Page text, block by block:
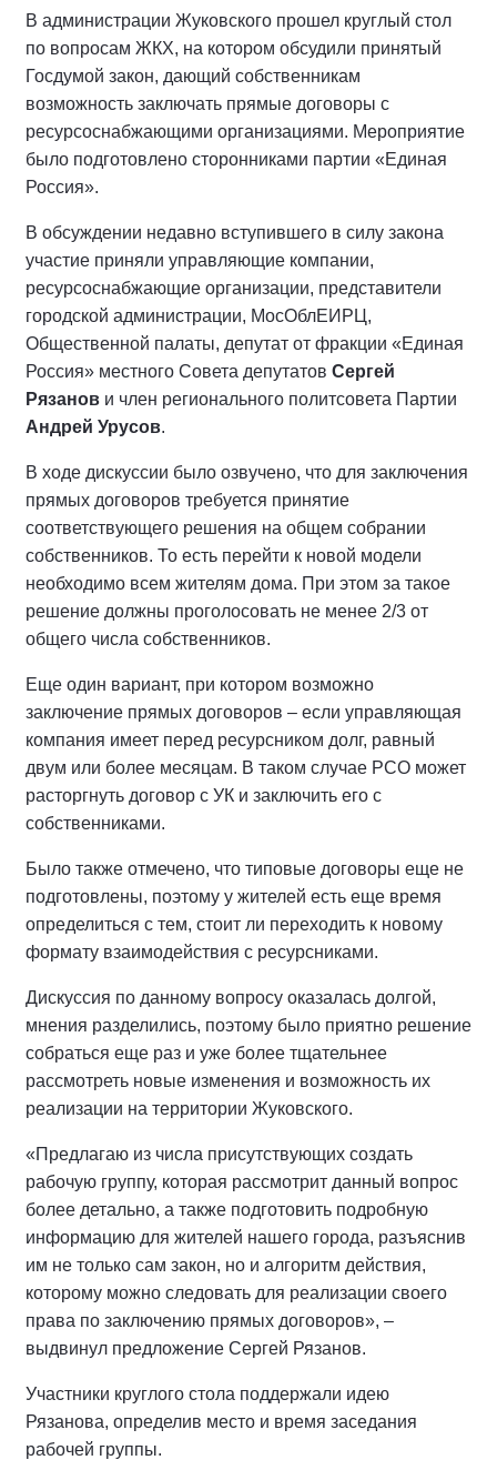
В администрации Жуковского прошел круглый стол
по вопросам ЖКХ, на котором обсудили принятый
Госдумой закон, дающий собственникам
возможность заключать прямые договоры с
ресурсоснабжающими организациями. Мероприятие
было подготовлено сторонниками партии «Единая
Россия».
В обсуждении недавно вступившего в силу закона
участие приняли управляющие компании,
ресурсоснабжающие организации, представители
городской администрации, МосОблЕИРЦ,
Общественной палаты, депутат от фракции «Единая
Россия» местного Совета депутатов Сергей
Рязанов и член регионального политсовета Партии
Андрей Урусов.
В ходе дискуссии было озвучено, что для заключения
прямых договоров требуется принятие
соответствующего решения на общем собрании
собственников. То есть перейти к новой модели
необходимо всем жителям дома. При этом за такое
решение должны проголосовать не менее 2/3 от
общего числа собственников.
Еще один вариант, при котором возможно
заключение прямых договоров – если управляющая
компания имеет перед ресурсником долг, равный
двум или более месяцам. В таком случае РСО может
расторгнуть договор с УК и заключить его с
собственниками.
Было также отмечено, что типовые договоры еще не
подготовлены, поэтому у жителей есть еще время
определиться с тем, стоит ли переходить к новому
формату взаимодействия с ресурсниками.
Дискуссия по данному вопросу оказалась долгой,
мнения разделились, поэтому было приятно решение
собраться еще раз и уже более тщательнее
рассмотреть новые изменения и возможность их
реализации на территории Жуковского.
«Предлагаю из числа присутствующих создать
рабочую группу, которая рассмотрит данный вопрос
более детально, а также подготовить подробную
информацию для жителей нашего города, разъяснив
им не только сам закон, но и алгоритм действия,
которому можно следовать для реализации своего
права по заключению прямых договоров», –
выдвинул предложение Сергей Рязанов.
Участники круглого стола поддержали идею
Рязанова, определив место и время заседания
рабочей группы.